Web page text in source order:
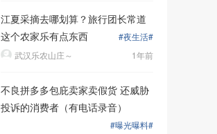
江夏采摘去哪划算？旅行团长常道
这个农家乐有点东西
#夜生活#
1年前
武汉乐农山庄～
不良拼多多包庇卖家卖假货 还威胁
投诉的消费者（有电话录音）
#曝光曝料#